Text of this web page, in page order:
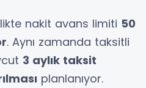
nakit avans limiti 50
. Aynı zamanda taksitli
3 aylık taksit
planlanıyor.